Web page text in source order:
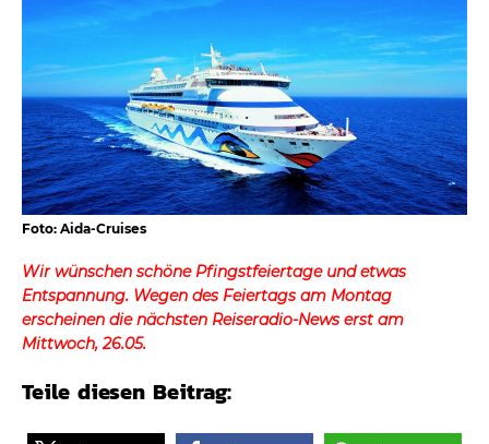
Foto: Aida-Cruises
Wir wünschen schöne Pfingstfeiertage und etwas
Entspannung. Wegen des Feiertags am Montag
erscheinen die nächsten Reiseradio-News erst am
Mittwoch, 26.05.
Teile diesen Beitrag: